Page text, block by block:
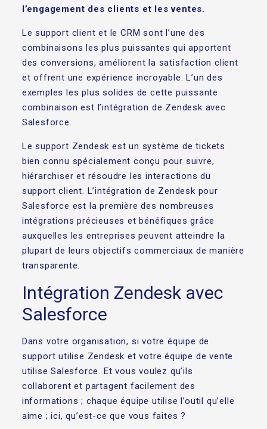
l’engagement des clients et les ventes.
Le support client et le CRM sont l’une des
combinaisons les plus puissantes qui apportent
des conversions, améliorent la satisfaction client
et offrent une expérience incroyable. L’un des
exemples les plus solides de cette puissante
combinaison est l’intégration de Zendesk avec
Salesforce.
Le support Zendesk est un système de tickets
bien connu spécialement conçu pour suivre,
hiérarchiser et résoudre les interactions du
support client. L’intégration de Zendesk pour
Salesforce est la première des nombreuses
intégrations précieuses et bénéfiques grâce
auxquelles les entreprises peuvent atteindre la
plupart de leurs objectifs commerciaux de manière
transparente.
Intégration Zendesk avec
Salesforce
Dans votre organisation, si votre équipe de
support utilise Zendesk et votre équipe de vente
utilise Salesforce. Et vous voulez qu’ils
collaborent et partagent facilement des
informations ; chaque équipe utilise l’outil qu’elle
aime ; ici, qu’est-ce que vous faites ?